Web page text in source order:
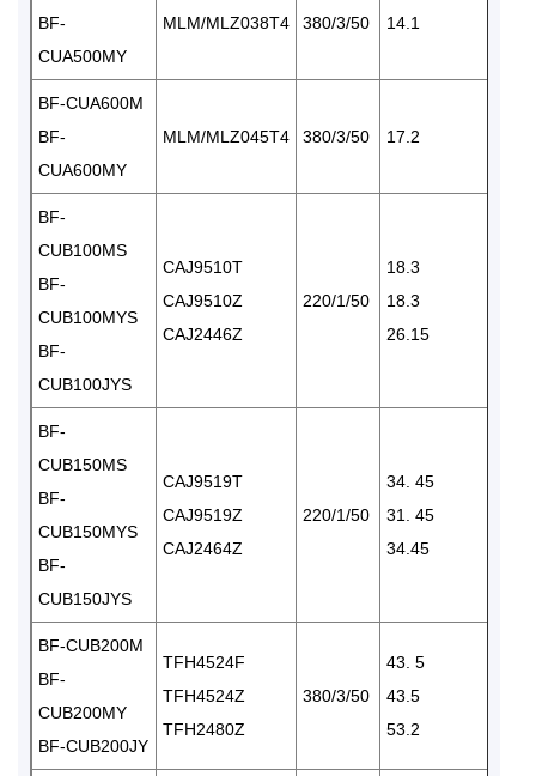
BF-
CUA500MY
MLM/MLZ038T4 380/3/50 14.1
BF-CUA600M
BF-
CUA600MY
MLM/MLZ045T4 380/3/50 17.2
BF-
CUB100MS
BF-
CUB100MYS
BF-
CUB100JYS
CAJ9510T
CAJ9510Z
CAJ2446Z
220/1/50
18.3
18.3
26.15
BF-
CUB150MS
BF-
CUB150MYS
BF-
CUB150JYS
CAJ9519T
CAJ9519Z
CAJ2464Z
220/1/50
34. 45
31. 45
34.45
BF-CUB200M
BF-
CUB200MY
BF-CUB200JY
TFH4524F
TFH4524Z
TFH2480Z
380/3/50
43. 5
43.5
53.2